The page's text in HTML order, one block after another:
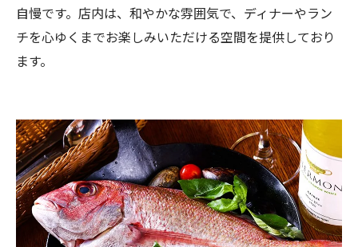
自慢です。店内は、和やかな雰囲気で、ディナーやラン
チを心ゆくまでお楽しみいただける空間を提供しており
ます。